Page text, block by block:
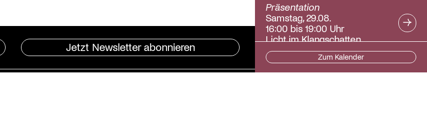
Jetzt Newsletter abonnieren
Präsentation
Samstag, 29.08.
16:00 bis 19:00 Uhr
Licht im Klangschatten
Zum Kalender